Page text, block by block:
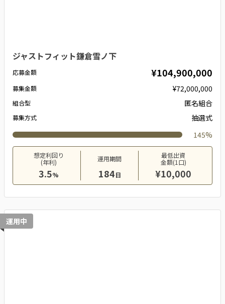
ジャストフィット鎌倉雪ノ下
応募金額 ¥104,900,000
募集金額 ¥72,000,000
組合型 匿名組合
募集方式
抽選式
145%
想定利回り
(年利)
3.5%
運用期間
184日
最低出資
金額(1口)
¥10,000
運用中